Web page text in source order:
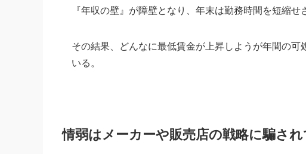
『年収の壁』が障壁となり、年末は勤務時間を短縮せ
その結果、どんなに最低賃金が上昇しようが年間の
いる。
情弱はメーカーや販売店の戦略に騙され